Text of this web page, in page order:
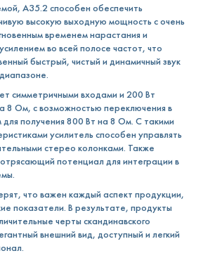
A35.2 способен обеспечить
высокую выходную мощность с очень
временем нарастания и
во всей полосе частот, что
быстрый, чистый и динамичный звук
симметричными входами и 200 Вт
8 Ом, с возможностью переключения в
получения 800 Вт на 8 Ом. С такими
усилитель способен управлять
стерео колонками. Также
потенциал для интеграции в
что важен каждый аспект продукции,
показатели. В результате, продукты
черты скандинавского
внешний вид, доступный и легкий